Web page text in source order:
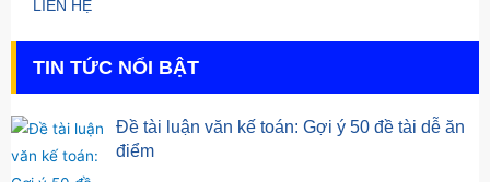
LIÊN HỆ
TIN TỨC NỔI BẬT
Đề tài luận văn kế toán: Gợi ý 50 đề tài dễ ăn
điểm